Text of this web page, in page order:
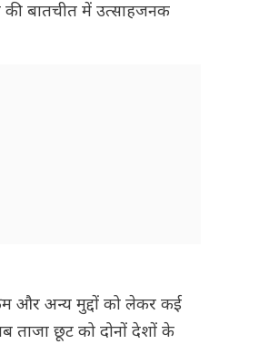
की बातचीत में उत्साहजनक
और अन्य मुद्दों को लेकर कई
ताजा छूट को दोनों देशों के